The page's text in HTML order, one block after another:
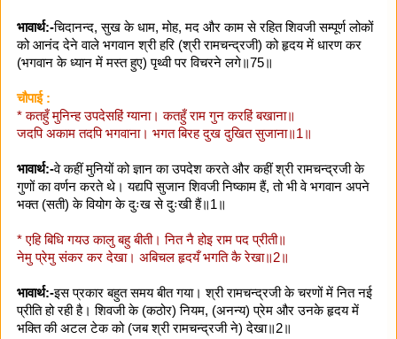
भावार्थ:-चिदानन्द, सुख के धाम, मोह, मद और काम से रहित शिवजी सम्पूर्ण लोकों
को आनंद देने वाले भगवान श्री हरि (श्री रामचन्द्रजी) को हृदय में धारण कर
(भगवान के ध्यान में मस्त हुए) पृथ्वी पर विचरने लगे॥75॥
चौपाई :
* कतहुँ मुनिन्ह उपदेसहिं ग्याना। कतहुँ राम गुन करहिं बखाना॥
जदपि अकाम तदपि भगवाना। भगत बिरह दुख दुखित सुजाना॥1॥
भावार्थ:-वे कहीं मुनियों को ज्ञान का उपदेश करते और कहीं श्री रामचन्द्रजी के
गुणों का वर्णन करते थे। यद्यपि सुजान शिवजी निष्काम हैं, तो भी वे भगवान अपने
भक्त (सती) के वियोग के दुःख से दुःखी हैं॥1॥
* एहि बिधि गयउ कालु बहु बीती। नित नै होइ राम पद प्रीती॥
नेमु प्रेमु संकर कर देखा। अबिचल हृदयँ भगति कै रेखा॥2॥
भावार्थ:-इस प्रकार बहुत समय बीत गया। श्री रामचन्द्रजी के चरणों में नित नई
प्रीति हो रही है। शिवजी के (कठोर) नियम, (अनन्य) प्रेम और उनके हृदय में
भक्ति की अटल टेक को (जब श्री रामचन्द्रजी ने) देखा॥2॥